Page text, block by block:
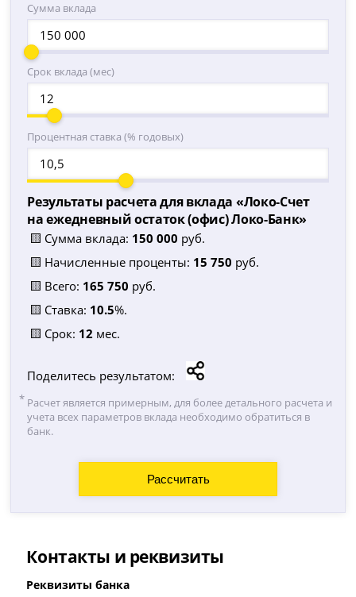
Сумма вклада
Срок вклада (мес)
Процентная ставка (% годовых)
Результаты расчета для вклада «Локо-Счет
на ежедневный остаток (офис) Локо-Банк»
🟨 Сумма вклада: 150 000 руб.
🟨 Начисленные проценты: 15 750 руб.
🟨 Всего: 165 750 руб.
🟨 Ставка: 10.5%.
🟨 Срок: 12 мес.
Поделитесь результатом:
Расчет является примерным, для более детального расчета и
учета всех параметров вклада необходимо обратиться в
банк.
Контакты и реквизиты
Реквизиты банка